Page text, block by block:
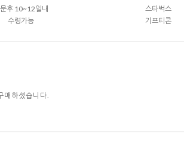
후 10~12일내
수령가능
스타벅스
기프티콘
매하셨습니다.